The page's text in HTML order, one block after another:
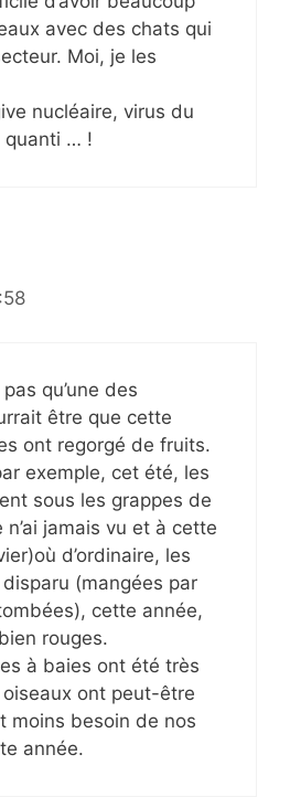
avec des chats qui
Moi, je les
nucléaire, virus du
quanti … !
qu’une des
être que cette
ont regorgé de fruits.
exemple, cet été, les
sous les grappes de
jamais vu et à cette
d’ordinaire, les
(mangées par
cette année,
rouges.
à baies ont été très
ont peut-être
moins besoin de nos
année.